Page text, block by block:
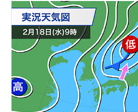
泥 】★／★【 河川水 汚